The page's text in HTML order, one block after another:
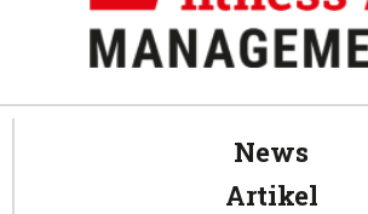
News
Artikel